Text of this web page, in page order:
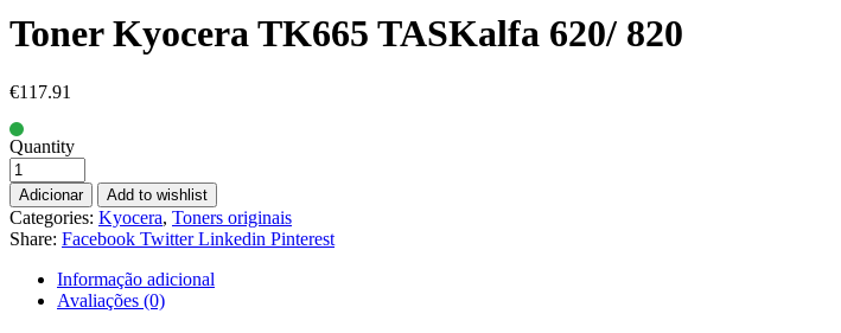
Toner Kyocera TK665 TASKalfa 620/ 820
€117.91
Quantity
Adicionar Add to wishlist
Categories: Kyocera, Toners originais
Share: Facebook Twitter Linkedin Pinterest
Informação adicional
Avaliações (0)